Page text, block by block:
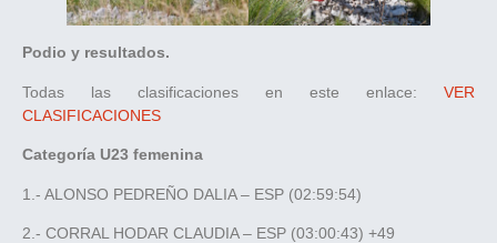
Podio y resultados.
Todas las clasificaciones en este enlace: VER
CLASIFICACIONES
Categoría U23 femenina
1.- ALONSO PEDREÑO DALIA – ESP (02:59:54)
2.- CORRAL HODAR CLAUDIA – ESP (03:00:43) +49